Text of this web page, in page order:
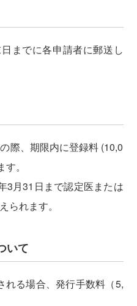
までに各申請者に郵送し
際、期限内に登録料 (10,0
。
3月31日まで認定医または
られます。
いて
れる場合、発行手数料（5,